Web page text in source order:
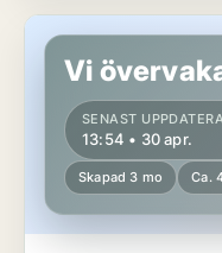
Butikslokal i Lysekil
Vi
SENAST
13:54 • 30 apr.
Skapad 3 mo Ca.